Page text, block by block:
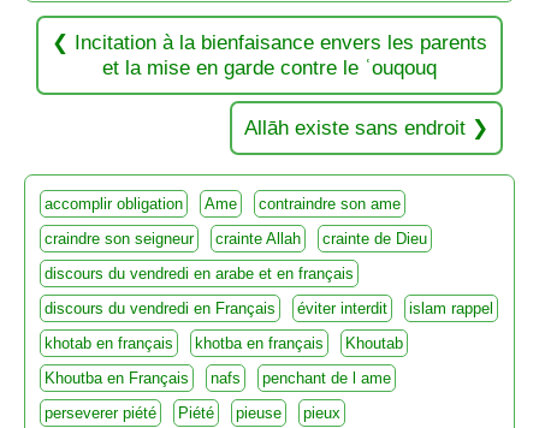
Incitation à la bienfaisance envers les parents
et la mise en garde contre le ʿouqouq
Allāh existe sans endroit
accomplir obligation Ame
contraindre son ame
craindre son seigneur
crainte Allah
crainte de Dieu
discours du vendredi en arabe et en français
discours du vendredi en Français
éviter interdit
islam rappel
khotab en français
khotba en français
Khoutab
Khoutba en Français
nafs
penchant de l ame
perseverer piété
Piété pieuse
pieux